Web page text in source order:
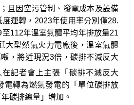
且因空污管制、發電成本及設備
運轉，2023年使用率分別僅28.
112年溫室氣體平均年排放量21
大型然氣火力電廠後，溫室氣體
，將近現況3倍，碳排不減反大
在記者會上主張「碳排不減反大
電轉為燃氣發電的「單位碳排放
碳排總量」增加。